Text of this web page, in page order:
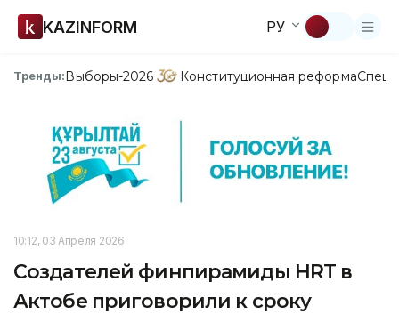
KAZINFORM РУ
Тренды:Выборы-2026 Конституционная реформа
10:12, 03 Апреля 2026
Создателей финпирамиды HRT в
Актобе приговорили к сроку